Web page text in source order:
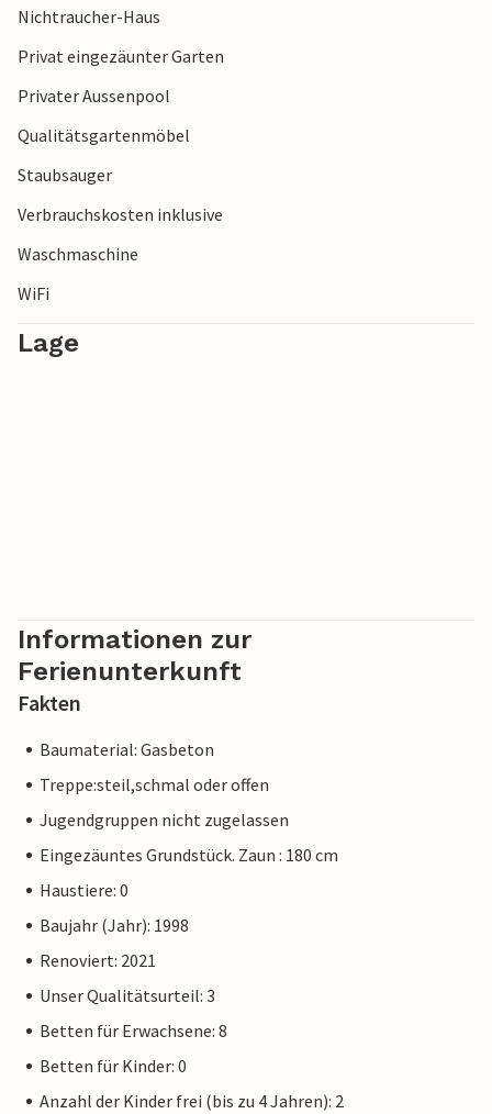
Hinweis: Kleine Kinder sollten auf der Terrasse in der Nähe
des Swimmingpools (Tiefe 90 cm) beaufsichtigt werden.
Nichtraucher-Haus
Privat eingezäunter Garten
Privater Aussenpool
Qualitätsgartenmöbel
Staubsauger
Verbrauchskosten inklusive
Waschmaschine
WiFi
Lage
Informationen zur
Ferienunterkunft
Fakten
Baumaterial: Gasbeton
Treppe:steil,schmal oder offen
Jugendgruppen nicht zugelassen
Eingezäuntes Grundstück. Zaun : 180 cm
Haustiere: 0
Baujahr (Jahr): 1998
Renoviert: 2021
Unser Qualitätsurteil: 3
Betten für Erwachsene: 8
Betten für Kinder: 0
Anzahl der Kinder frei (bis zu 4 Jahren): 2